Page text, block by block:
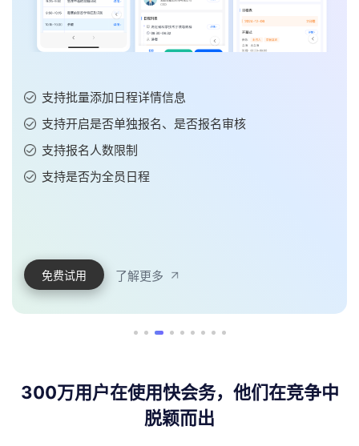
支持批量添加日程详情信息
支持开启是否单独报名、是否报名审核
支持报名人数限制
支持是否为全员日程
免费试用 了解更多
300万用户在使用快会务，他们在竞争中
脱颖而出